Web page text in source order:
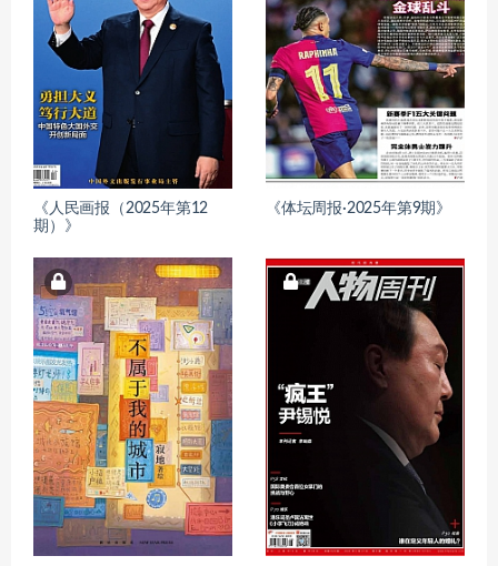
《人民画报（2025年第12
期）》
《体坛周报·2025年第9期》